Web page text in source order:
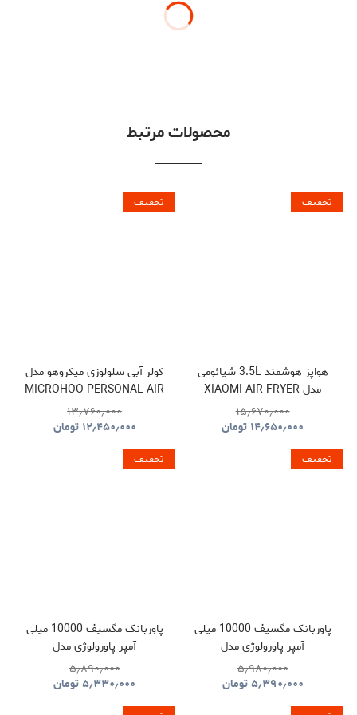
محصولات مرتبط
تخفیف
هواپز هوشمند 3.5L شیائومی
مدل XIAOMI AIR FRYER
MAF02
۱۵٫۶۷۰٫۰۰۰
۱۴٫۶۵۰٫۰۰۰ تومان
تخفیف
کولر آبی سلولوزی میکروهو مدل
MICROHOO PERSONAL AIR
COOLER MH01R
۱۳٫۷۶۰٫۰۰۰
۱۲٫۴۵۰٫۰۰۰ تومان
تخفیف
پاوربانک مگسیف 10000 میلی
آمپر پاورولوژی مدل
POWEROLOGY SPETEMOR
GLASS SURFACE
۵٫۹۸۰٫۰۰۰
۵٫۳۹۰٫۰۰۰تومان
تخفیف
پاوربانک مگسیف 10000 میلی
آمپر پاورولوژی مدل
POWEROLOGY MAGSAFE
ALUMINUM PPBCHA34TI
۵٫۸۹۰٫۰۰۰
۵٫۳۳۰٫۰۰۰تومان